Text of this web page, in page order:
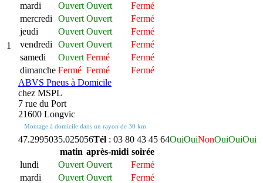
1
mardi
Ouvert Ouvert
Fermé
mercredi
Ouvert Ouvert
Fermé
jeudi
Ouvert Ouvert
Fermé
vendredi
Ouvert Ouvert
Fermé
samedi
Ouvert Fermé
Fermé
dimanche Fermé Fermé
Fermé
ABVS Pneus à Domicile
chez MSPL
7 rue du Port
21600 Longvic
Montage à domicile dans un rayon de 30 km
47.2995035.025056Tél : 03 80 43 45 64OuiOuiNonOuiOuiOui
matin après-midi soirée
lundi
Ouvert Ouvert
Fermé
mardi
Ouvert Ouvert
Fermé